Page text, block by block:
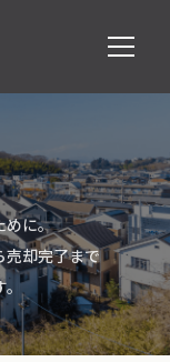
めに。
売却完了まで
。